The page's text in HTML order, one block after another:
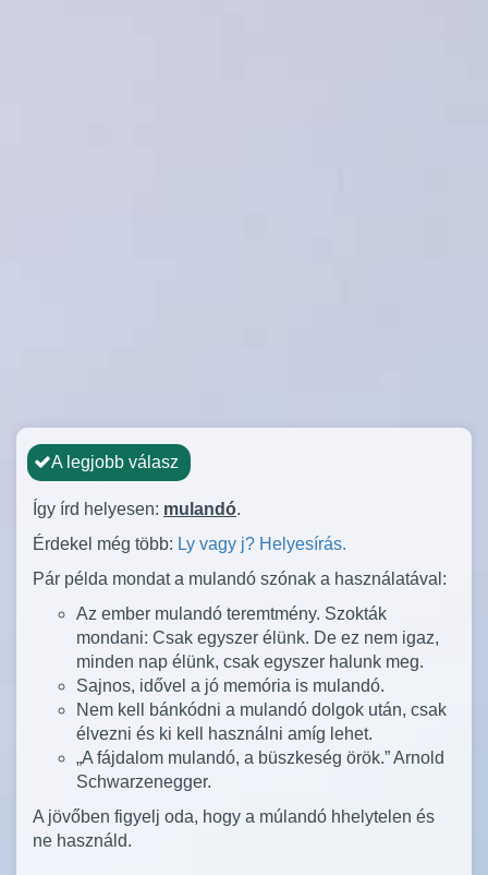
A legjobb válasz
Így írd helyesen: mulandó.
Érdekel még több: Ly vagy j? Helyesírás.
Pár példa mondat a mulandó szónak a használatával:
Az ember mulandó teremtmény. Szokták
mondani: Csak egyszer élünk. De ez nem igaz,
minden nap élünk, csak egyszer halunk meg.
Sajnos, idővel a jó memória is mulandó.
Nem kell bánkódni a mulandó dolgok után, csak
élvezni és ki kell használni amíg lehet.
„A fájdalom mulandó, a büszkeség örök.” Arnold
Schwarzenegger.
A jövőben figyelj oda, hogy a múlandó hhelytelen és
ne használd.